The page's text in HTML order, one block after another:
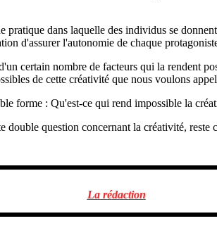
dans laquelle des individus se
d'assurer l'autonomie de chaque
certain nombre de facteurs qui la rendent
de cette créativité que nous voulons
forme : Qu'est-ce qui rend impossible la
double question concernant la créativité, reste
La rédaction